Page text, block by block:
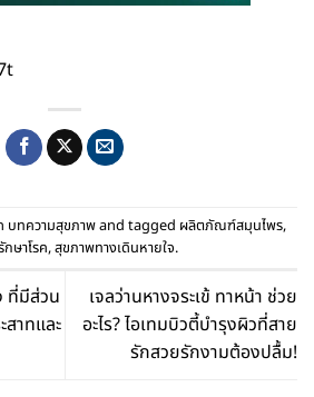
บทความสุขภาพand tagged ผลิตภัณฑ์สมุนไพร,
ษาโรค,สุขภาพทางเดินหายใจ.
ที่มีส่วน
สาทและ
เจลว่านหางจระเข้ ทาหน้า ช่วย
อะไร? ไอเทมบิวตี้บำรุงผิวที่สาย
รักสวยรักงามต้องปลื้ม!